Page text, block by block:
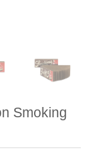
Smoking